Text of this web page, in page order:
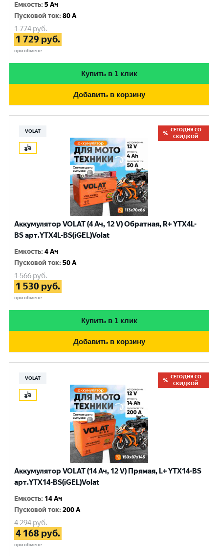
Емкость:5 Ач
Пусковой ток:80 A
1 774руб.
1 729 руб.
при обмене
Купить в 1 клик
Добавить в корзину
VOLAT
СЕГОДНЯ СО
СКИДКОЙ
Аккумулятор VOLAT (4 Ач, 12 V) Обратная, R+ YTX4L-
BS арт.YTX4L-BS(iGEL)Volat
Емкость:4 Ач
Пусковой ток:50 A
1 566руб.
1 530 руб.
при обмене
Купить в 1 клик
Добавить в корзину
VOLAT
СЕГОДНЯ СО
СКИДКОЙ
Аккумулятор VOLAT (14 Ач, 12 V) Прямая, L+ YTX14-BS
арт.YTX14-BS(iGEL)Volat
Емкость: 14 Ач
Пусковой ток:200 A
4 294руб.
4 168 руб.
при обмене